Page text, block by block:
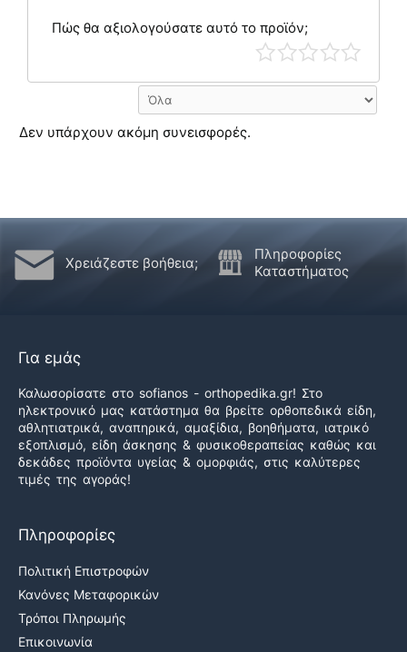
Πώς θα αξιολογούσατε αυτό το προϊόν;
Δεν υπάρχουν ακόμη συνεισφορές.
Χρειάζεστε βοήθεια;
Πληροφορίες
Καταστήματος
Για εμάς
Καλωσορίσατε στο sofianos - orthopedika.gr! Στο
ηλεκτρονικό μας κατάστημα θα βρείτε ορθοπεδικά είδη,
αθλητιατρικά, αναπηρικά, αμαξίδια, βοηθήματα, ιατρικό
εξοπλισμό, είδη άσκησης & φυσικοθεραπείας καθώς και
δεκάδες προϊόντα υγείας & ομορφιάς, στις καλύτερες
τιμές της αγοράς!
Πληροφορίες
Πολιτική Επιστροφών
Κανόνες Μεταφορικών
Τρόποι Πληρωμής
Επικοινωνία